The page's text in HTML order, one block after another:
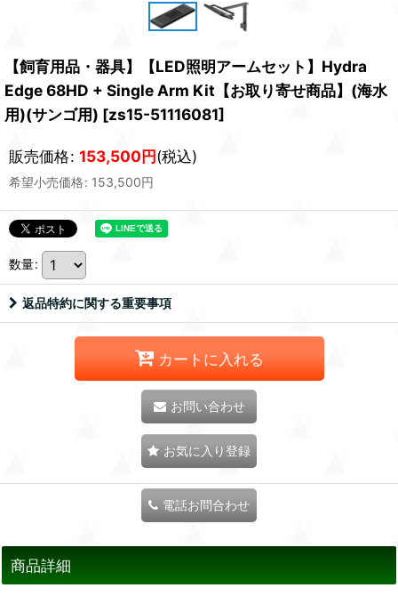
【飼育用品・器具】【LED照明アームセット】Hydra
Edge 68HD + Single Arm Kit【お取り寄せ商品】(海水
用)(サンゴ用) [zs15-51116081]
販売価格: 153,500円(税込)
希望小売価格: 153,500円
数量:
返品特約に関する重要事項
カートに入れる
お問い合わせ
お気に入り登録
電話お問合わせ
商品詳細